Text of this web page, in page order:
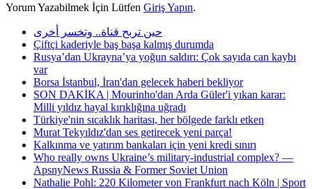
Yorum Yazabilmek İçin Lütfen Giriş Yapın.
حين تربح قناة.. وتخسر أخرى
Çiftçi kaderiyle baş başa kalmış durumda
Rusya’dan Ukrayna’ya yoğun saldırı: Çok sayıda can kaybı
var
Borsa İstanbul, İran'dan gelecek haberi bekliyor
SON DAKİKA | Mourinho'dan Arda Güler'i yıkan karar:
Milli yıldız hayal kırıklığına uğradı
Türkiye'nin sıcaklık haritası, her bölgede farklı etken
Murat Tekyıldız'dan ses getirecek yeni parça!
Kalkınma ve yatırım bankaları için yeni kredi sınırı
Who really owns Ukraine’s military-industrial complex? —
ApsnyNews Russia & Former Soviet Union
Nathalie Pohl: 220 Kilometer von Frankfurt nach Köln | Sport